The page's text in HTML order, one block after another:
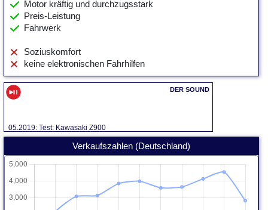
Motor kräftig und durchzugsstark
Preis-Leistung
Fahrwerk
Soziuskomfort
keine elektronischen Fahrhilfen
05.2019: Test: Kawasaki Z900
Verkaufszahlen (Deutschland)